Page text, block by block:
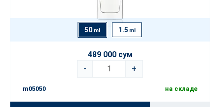
50 ml 1.5 ml
489 000 сум
-
+
m05050 на складе